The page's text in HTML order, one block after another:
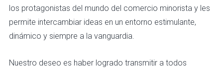
los protagonistas del mundo del comercio minorista y les
permite intercambiar ideas en un entorno estimulante,
dinámico y siempre a la vanguardia.
Nuestro deseo es haber logrado transmitir a todos